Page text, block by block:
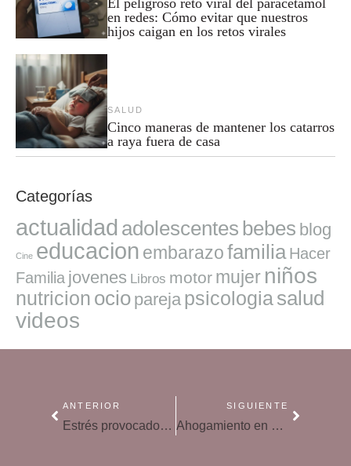
en redes: Cómo evitar que nuestros
hijos caigan en los retos virales
SALUD
Cinco maneras de mantener los catarros
a raya fuera de casa
Categorías
actualidad adolescentes bebes blog
Cine educacion embarazofamilia Hacer
Familia jovenes Libros motor mujer niños
nutricion ocio pareja psicologiasalud
videos
ANTERIOR
Estrés provocado por el calor, cómo combatirlo
SIGUIENTE
Ahogamiento en seco, cuando los síntomas se manifiestan al salir de la piscina